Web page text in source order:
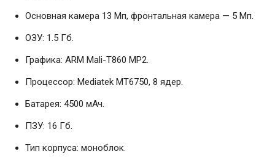
Основная камера 13 Мп, фронтальная камера — 5 Мп.
ОЗУ: 1.5 Гб.
Графика: ARM Mali-T860 MP2.
Процессор: Mediatek MT6750, 8 ядер.
Батарея: 4500 мАч.
ПЗУ: 16 Гб.
Тип корпуса: моноблок.